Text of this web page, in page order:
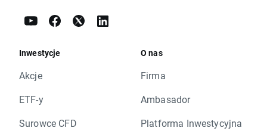
Inwestycje
Akcje
ETF-y
Surowce CFD
O nas
Firma
Ambasador
Platforma Inwestycyjna